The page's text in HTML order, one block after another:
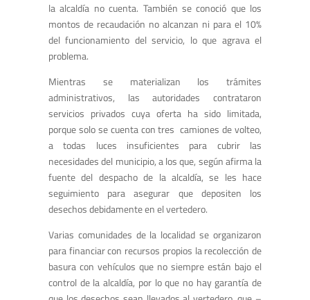
la alcaldía no cuenta. También se conoció que los
montos de recaudación no alcanzan ni para el 10%
del funcionamiento del servicio, lo que agrava el
problema.
Mientras se materializan los trámites
administrativos, las autoridades contrataron
servicios privados cuya oferta ha sido limitada,
porque solo se cuenta con tres camiones de volteo,
a todas luces insuficientes para cubrir las
necesidades del municipio, a los que, según afirma la
fuente del despacho de la alcaldía, se les hace
seguimiento para asegurar que depositen los
desechos debidamente en el vertedero.
Varias comunidades de la localidad se organizaron
para financiar con recursos propios la recolección de
basura con vehículos que no siempre están bajo el
control de la alcaldía, por lo que no hay garantía de